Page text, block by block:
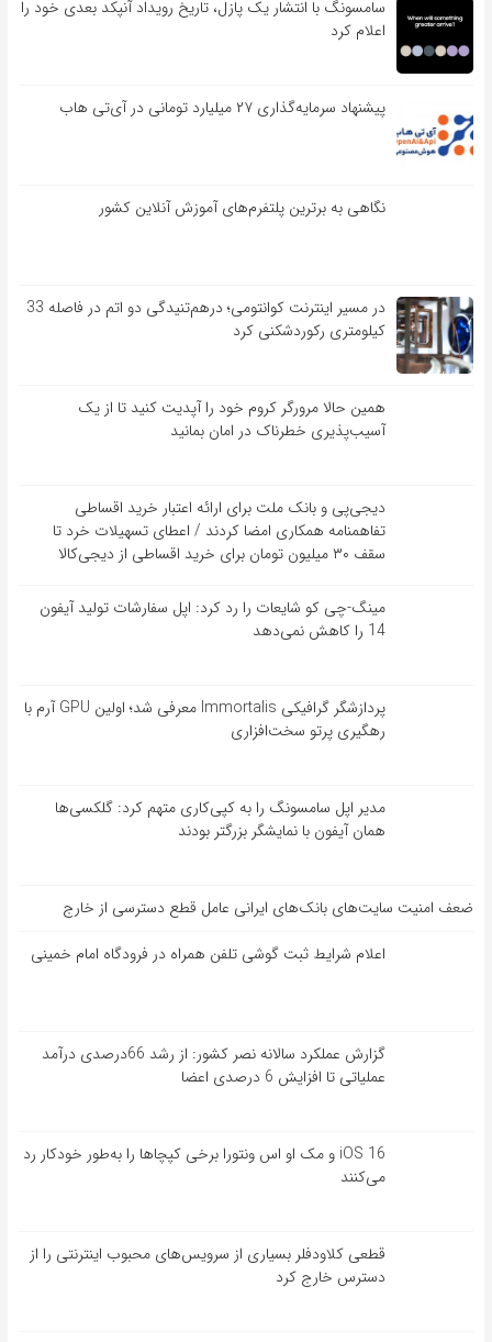
سامسونگ با انتشار یک پازل، تاریخ رویداد آنپکد بعدی خود را
اعلام کرد
پیشنهاد سرمایه‌گذاری ۲۷ میلیارد تومانی در آی‌تی هاب
نگاهی به برترین پلتفرم‌های آموزش آنلاین کشور
در مسیر اینترنت کوانتومی؛ درهم‌تنیدگی دو اتم در فاصله 33
کیلومتری رکوردشکنی کرد
همین حالا مرورگر کروم خود را آپدیت کنید تا از یک
آسیب‌‌‌‌پذیری خطرناک در امان بمانید
دیجی‌پی و بانک ملت برای ارائه اعتبار خرید اقساطی
تفاهم‎نامه همکاری امضا کردند / اعطای تسهیلات خرد تا
سقف ۳۰ میلیون تومان برای خرید اقساطی از دیجی‌کالا
مینگ-چی کو شایعات را رد کرد: اپل سفارشات تولید آیفون
14 را کاهش نمی‌دهد
پردازشگر گرافیکی Immortalis معرفی شد؛ اولین GPU آرم با
رهگیری پرتو سخت‌افزاری
مدیر اپل سامسونگ را به کپی‌کاری متهم کرد: گلکسی‌ها
همان آیفون با نمایشگر بزرگتر بودند
ضعف امنیت سایت‌های بانک‌های ایرانی عامل قطع دسترسی از خارج
اعلام شرایط ثبت گوشی تلفن همراه در فرودگاه امام خمینی
گزارش عملکرد سالانه نصر کشور: از رشد 66درصدی درآمد
عملیاتی تا افزایش 6 درصدی اعضا
iOS 16 و مک او اس ونتورا برخی کپچاها را به‌طور خودکار رد
می‌کنند
قطعی کلاودفلر بسیاری از سرویس‌های محبوب اینترنتی را از
دسترس خارج کرد